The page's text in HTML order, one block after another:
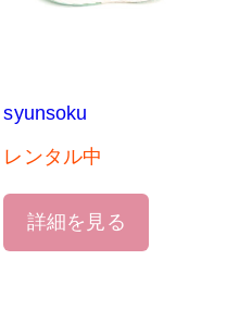
syunsoku
レンタル中
詳細を見る